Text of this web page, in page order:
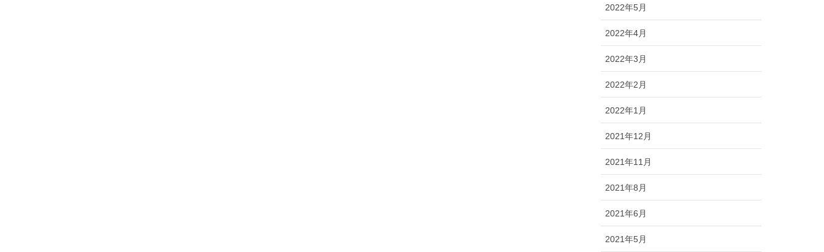
2022年5月
2022年4月
2022年3月
2022年2月
2022年1月
2021年12月
2021年11月
2021年8月
2021年6月
2021年5月